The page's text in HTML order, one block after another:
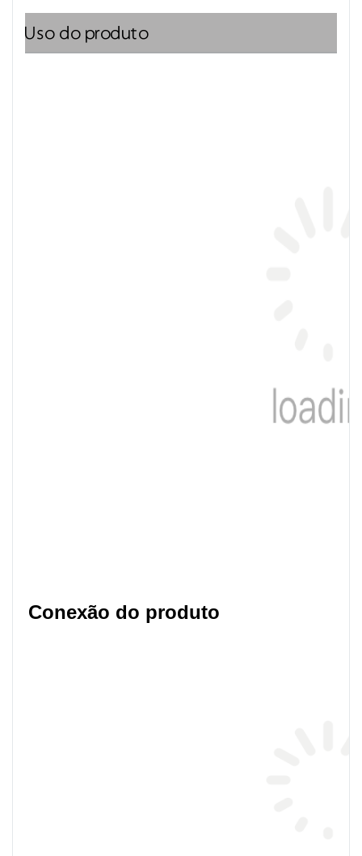
Uso do produto
Conexão do produto